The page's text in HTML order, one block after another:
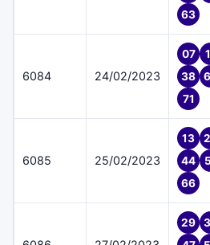
63
6084 24/02/2023
07
38
71
6085 25/02/2023
13
44
66
29